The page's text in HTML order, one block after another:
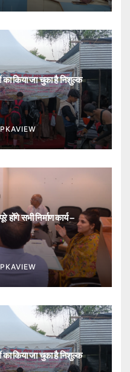
किया जा चुका है निशुल्क
होंगे सभी निर्माण कार्य –
किया जा चुका है निशुल्क